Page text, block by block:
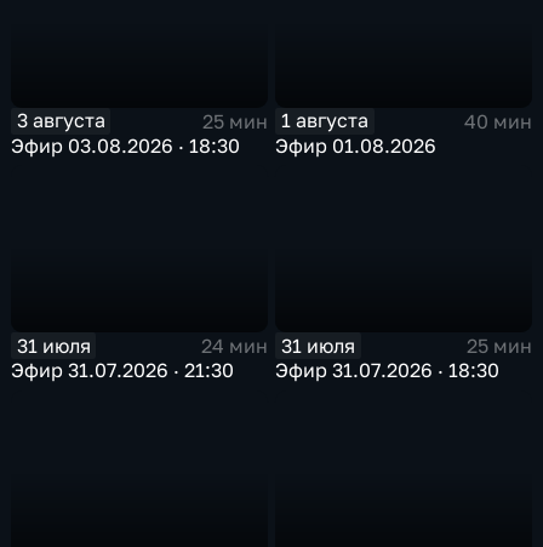
3 августа
25 мин
Эфир 03.08.2026 · 18:30
1 августа
40 мин
Эфир 01.08.2026
31 июля
24 мин
Эфир 31.07.2026 · 21:30
31 июля
25 мин
Эфир 31.07.2026 · 18:30